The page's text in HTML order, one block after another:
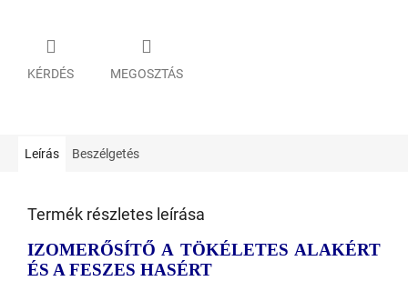
KÉRDÉS MEGOSZTÁS
Leírás Beszélgetés
Termék részletes leírása
IZOMERŐSÍTŐ A TÖKÉLETES ALAKÉRT
ÉS A FESZES HASÉRT